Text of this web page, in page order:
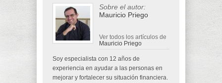
Sobre el autor:
Mauricio Priego
Ver todos los artículos de
Mauricio Priego
Soy especialista con 12 años de
experiencia en ayudar a las personas en
mejorar y fortalecer su situación financiera.